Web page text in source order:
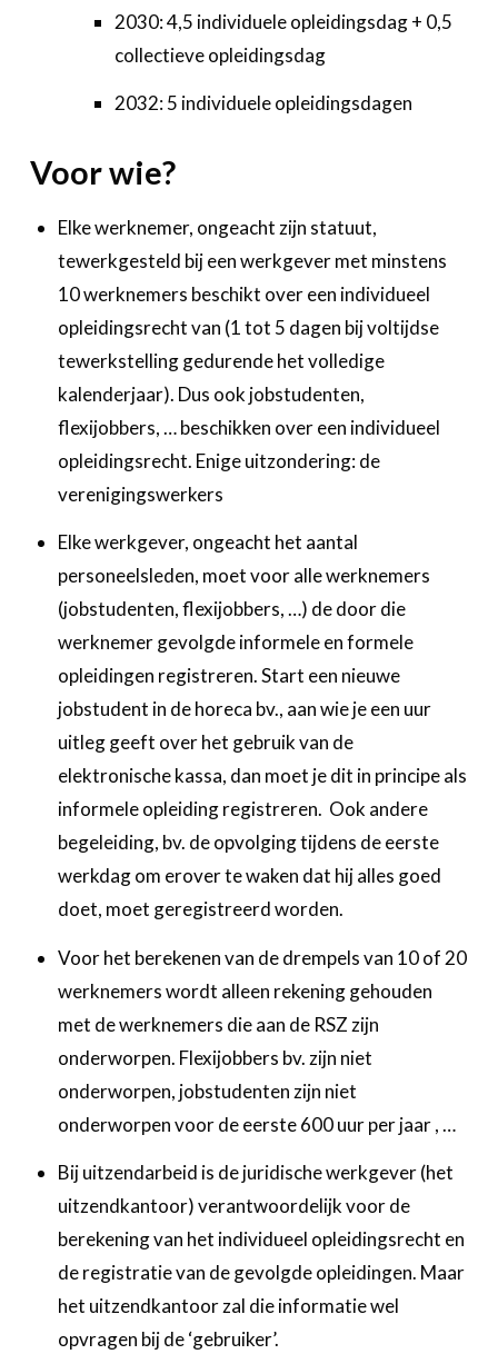
2030: 4,5 individuele opleidingsdag + 0,5
collectieve opleidingsdag
2032: 5 individuele opleidingsdagen
Voor wie?
Elke werknemer, ongeacht zijn statuut,
tewerkgesteld bij een werkgever met minstens
10 werknemers beschikt over een individueel
opleidingsrecht van (1 tot 5 dagen bij voltijdse
tewerkstelling gedurende het volledige
kalenderjaar). Dus ook jobstudenten,
flexijobbers, … beschikken over een individueel
opleidingsrecht. Enige uitzondering: de
verenigingswerkers
Elke werkgever, ongeacht het aantal
personeelsleden, moet voor alle werknemers
(jobstudenten, flexijobbers, …) de door die
werknemer gevolgde informele en formele
opleidingen registreren. Start een nieuwe
jobstudent in de horeca bv., aan wie je een uur
uitleg geeft over het gebruik van de
elektronische kassa, dan moet je dit in principe als
informele opleiding registreren. Ook andere
begeleiding, bv. de opvolging tijdens de eerste
werkdag om erover te waken dat hij alles goed
doet, moet geregistreerd worden.
Voor het berekenen van de drempels van 10 of 20
werknemers wordt alleen rekening gehouden
met de werknemers die aan de RSZ zijn
onderworpen. Flexijobbers bv. zijn niet
onderworpen, jobstudenten zijn niet
onderworpen voor de eerste 600 uur per jaar , …
Bij uitzendarbeid is de juridische werkgever (het
uitzendkantoor) verantwoordelijk voor de
berekening van het individueel opleidingsrecht en
de registratie van de gevolgde opleidingen. Maar
het uitzendkantoor zal die informatie wel
opvragen bij de ‘gebruiker’.